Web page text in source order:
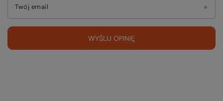
Twój email
WYŚLIJ OPINIĘ